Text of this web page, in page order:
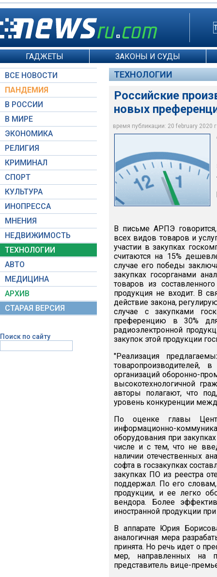
ГАДЖЕТЫ ЗАКОНЫ И СУДЫ
ВСЕ НОВОСТИ
ПАНДЕМИЯ
В РОССИИ
В МИРЕ
ЭКОНОМИКА
РЕЛИГИЯ
КРИМИНАЛ
СПОРТ
КУЛЬТУРА
ИНОПРЕССА
МНЕНИЯ
НЕДВИЖИМОСТЬ
ТЕХНОЛОГИИ
АВТО
МЕДИЦИНА
АРХИВ
СТАРАЯ ВЕРСИЯ
Поиск по сайту
ТЕХНОЛОГИИ
Российские
новых
время публикации: 20 february 2020
Пресс-служба
В письме АРПЭ
всех видов товаров и
участии в закупках
считаются на 15%
случае его победы
закупках госорганами
товаров из
продукция не входит. В
действие закона,
случае с закупками
преференцию в 30%
радиоэлектронной
закупок этой продукции
"Реализация
организаций оборонно-
высокотехнологичной
авторы полагают, что
уровень конкуренции
По оценке главы
информационно-
оборудования при
числе и с тем, что не
наличии отечественных
софта в госзакупках
закупках ПО из реестра
поддержал. По его
продукции, и ее легко
вендора. Более
иностранной продукции
В аппарате Юрия
аналогичная мера
принята. Но речь идет о
мер, направленных на
представитель вице-